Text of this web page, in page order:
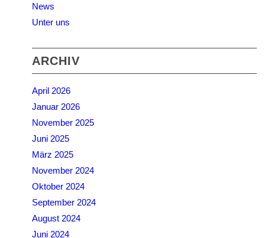
News
Unter uns
ARCHIV
April 2026
Januar 2026
November 2025
Juni 2025
März 2025
November 2024
Oktober 2024
September 2024
August 2024
Juni 2024